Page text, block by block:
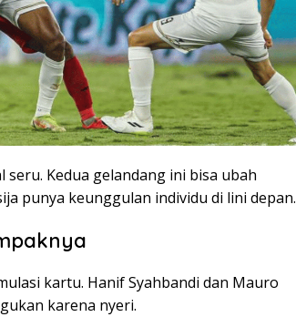
seru. Kedua gelandang ini bisa ubah
punya keunggulan individu di lini depan.
kartu. Hanif Syahbandi dan Mauro
karena nyeri.